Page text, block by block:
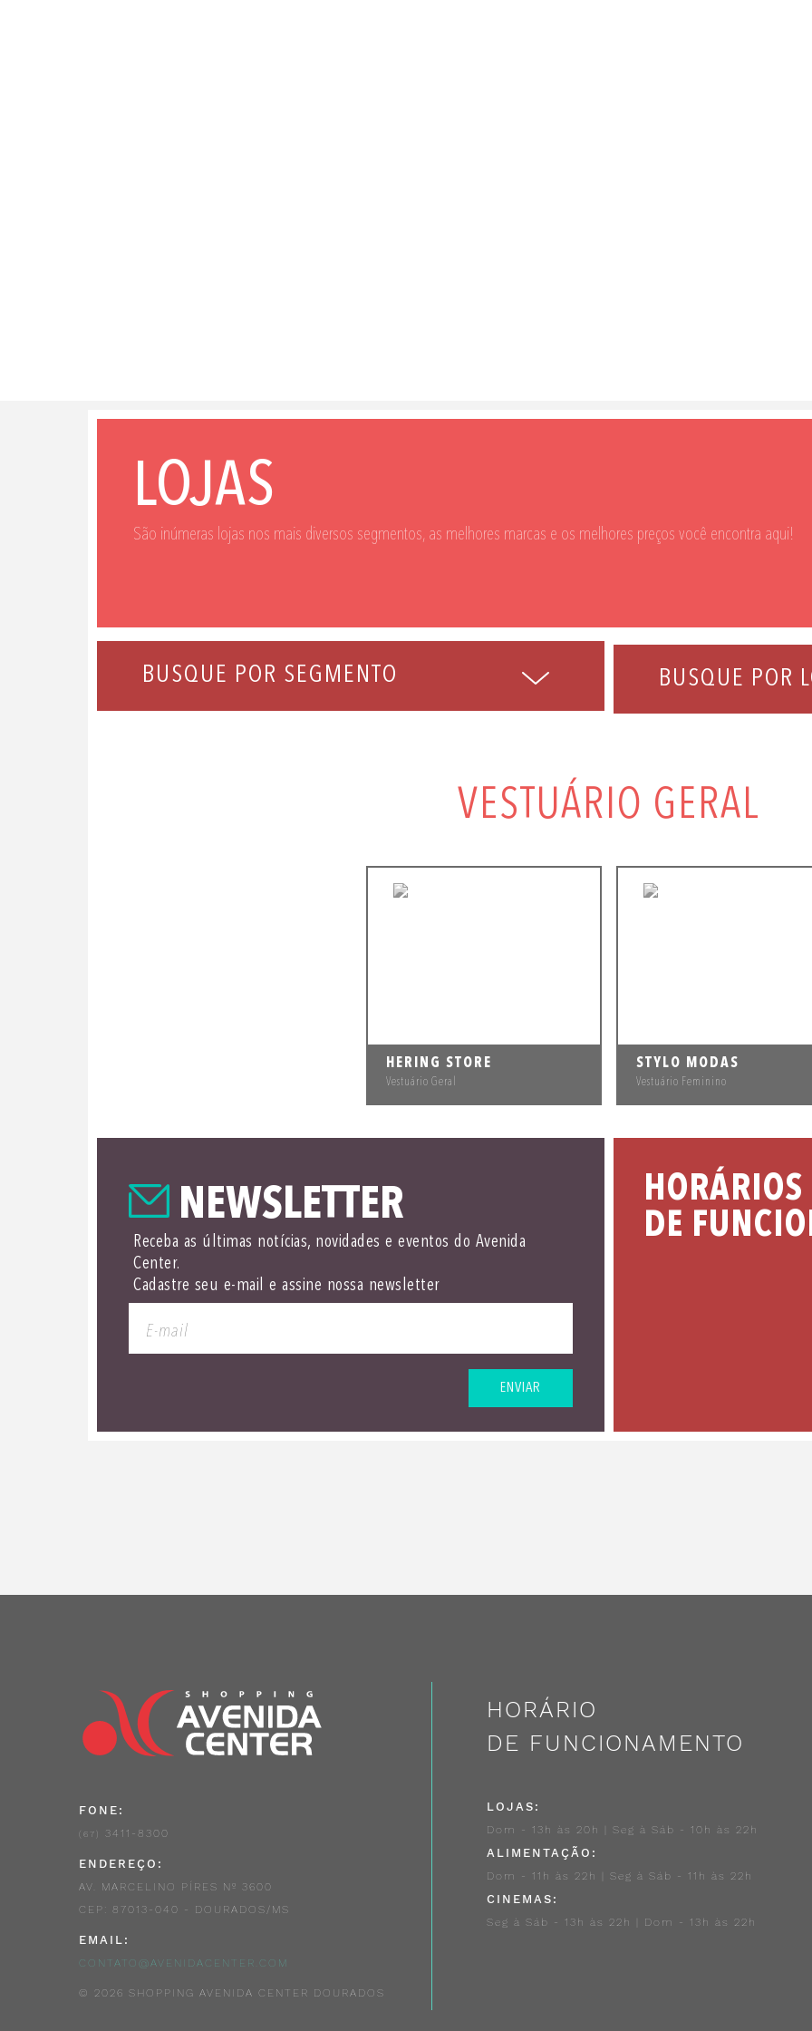
LOJAS
São inúmeras lojas nos mais diversos segmentos, as melhores marcas e os melhores preços você encontra aqui!
BUSQUE POR
VESTUÁRIO GERAL
HERING STORE
Vestuário Geral
STYLO MODAS
Vestuário Feminino
NEWSLETTER
Receba as últimas notícias, novidades e eventos do Avenida
Center.
Cadastre seu e-mail e assine nossa newsletter
ENVIAR
HORÁRIOS
DE
FONE:
(67) 3411-8300
ENDEREÇO:
AV. MARCELINO PÍRES Nº 3600
CEP: 87013-040 - DOURADOS/MS
EMAIL:
CONTATO@AVENIDACENTER.COM
© 2026 SHOPPING AVENIDA CENTER DOURADOS
HORÁRIO
DE FUNCIONAMENTO
LOJAS:
Dom - 13h às 20h | Seg à Sáb - 10h às 22h
ALIMENTAÇÃO:
Dom - 11h às 22h | Seg à Sáb - 11h às 22h
CINEMAS:
Seg à Sáb - 13h às 22h | Dom - 13h às 22h